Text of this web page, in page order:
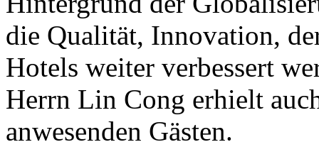
die Qualität, Innovation,
Hotels weiter verbessert
Herrn Lin Cong erhielt
anwesenden Gästen.